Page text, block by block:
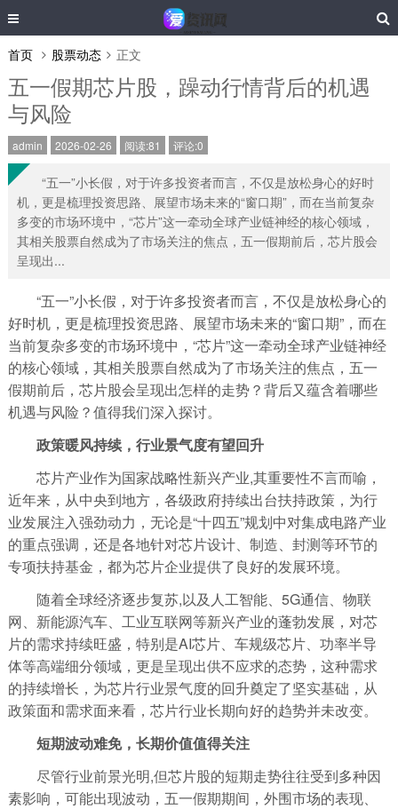
首页 股票动态 正文
五一假期芯片股，躁动行情背后的机遇
与风险
admin 2026-02-26 阅读:81 评论:0
“五一”小长假，对于许多投资者而言，不仅是放松身心的好时
机，更是梳理投资思路、展望市场未来的“窗口期”，而在当前复杂
多变的市场环境中，“芯片”这一牵动全球产业链神经的核心领域，
其相关股票自然成为了市场关注的焦点，五一假期前后，芯片股会
呈现出...
“五一”小长假，对于许多投资者而言，不仅是放松身心的
好时机，更是梳理投资思路、展望市场未来的“窗口期”，而在
当前复杂多变的市场环境中，“芯片”这一牵动全球产业链神经
的核心领域，其相关股票自然成为了市场关注的焦点，五一
假期前后，芯片股会呈现出怎样的走势？背后又蕴含着哪些
机遇与风险？值得我们深入探讨。
政策暖风持续，行业景气度有望回升
芯片产业作为国家战略性新兴产业,其重要性不言而喻，
近年来，从中央到地方，各级政府持续出台扶持政策，为行
业发展注入强劲动力，无论是“十四五”规划中对集成电路产业
的重点强调，还是各地针对芯片设计、制造、封测等环节的
专项扶持基金，都为芯片企业提供了良好的发展环境。
随着全球经济逐步复苏,以及人工智能、5G通信、物联
网、新能源汽车、工业互联网等新兴产业的蓬勃发展，对芯
片的需求持续旺盛，特别是AI芯片、车规级芯片、功率半导
体等高端细分领域，更是呈现出供不应求的态势，这种需求
的持续增长，为芯片行业景气度的回升奠定了坚实基础，从
政策面和需求面来看，芯片行业长期向好的趋势并未改变。
短期波动难免，长期价值值得关注
尽管行业前景光明,但芯片股的短期走势往往受到多种因
素影响，可能出现波动，五一假期期间，外围市场的表现、